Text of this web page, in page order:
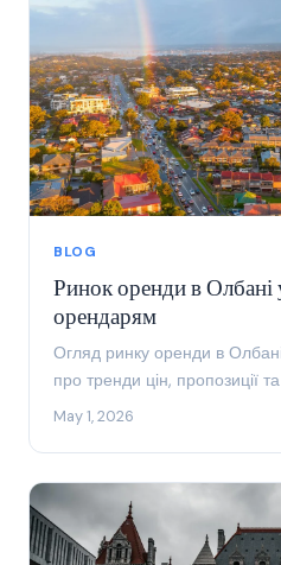
BLOG
Ринок оренди в Олбані
орендарям
Огляд ринку оренди в
про тренди цін, пропозиції
May 1, 2026